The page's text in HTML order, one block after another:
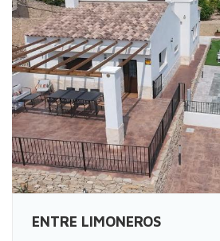
CASAS RURALES LA CARABA